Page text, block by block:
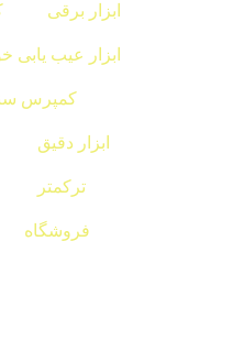
ابزار برقی
ابزار عیب یابی
کمپرس
ابزار دقیق
ترکمتر
فروشگاه